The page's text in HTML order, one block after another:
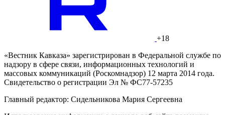
+18
«Вестник Кавказа» зарегистрирован в Федеральной службе по
надзору в сфере связи, информационных технологий и
массовых коммуникаций (Роскомнадзор) 12 марта 2014 года.
Свидетельство о регистрации Эл № ФС77-57235
Главный редактор: Сидельникова Мария Сергеевна